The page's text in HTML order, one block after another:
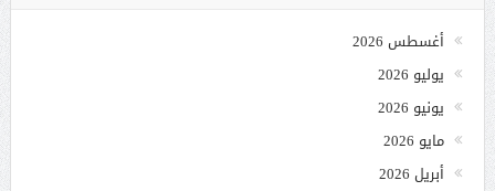
أغسطس 2026
يوليو 2026
يونيو 2026
مايو 2026
أبريل 2026